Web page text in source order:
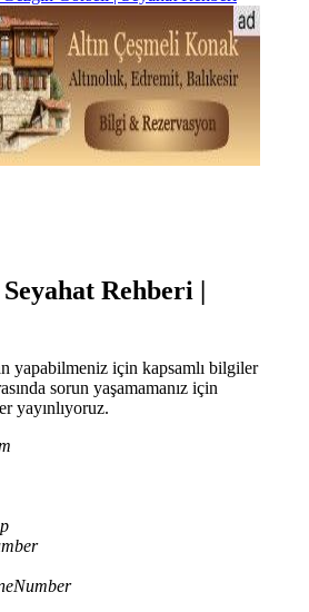
Rehberi |
yapabilmeniz için kapsamlı bilgiler
sorun yaşamamanız için
yayınlıyoruz.